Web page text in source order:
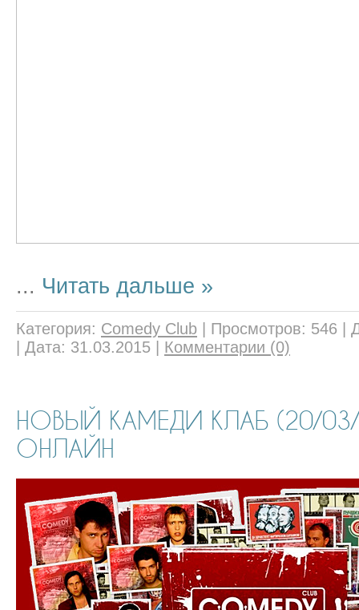
... Читать дальше »
Категория: Comedy Club Просмотров: 546
Дата: 31.03.2015 Комментарии (0)
НОВЫЙ КАМЕДИ КЛАБ (20/
ОНЛАЙН